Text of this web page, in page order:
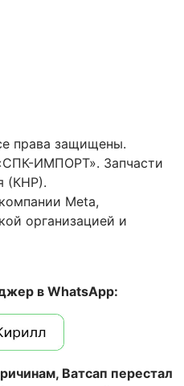
права защищены.
ИМПОРТ». Запчасти
(КНР).
Meta,
организацией и
в WhatsApp:
Ватсап перестал